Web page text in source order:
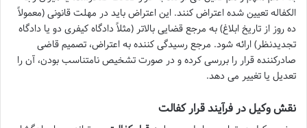
الکفاله تعیین شده اعتراض کنند. این اعتراض باید در مهلت قانونی (معمولاً
ده روز از تاریخ ابلاغ) به مرجع قضایی بالاتر (مثلاً دادگاه کیفری دو یا دادگاه
تجدیدنظر) ارائه شود. مرجع رسیدگی کننده به اعتراض، تصمیم قاضی
صادرکننده قرار را بررسی کرده و در صورت تشخیص نامتناسب بودن، آن را
تعدیل یا تغییر می دهد.
نقش وکیل در فرآیند قرار کفالت